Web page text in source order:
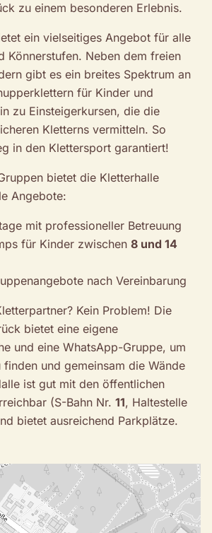
zu einem besonderen Erlebnis.
ein vielseitiges Angebot für alle
Könnerstufen. Neben dem freien
gibt es ein breites Spektrum an
für Kinder und
zu Einsteigerkursen, die die
Kletterns vermitteln. So
in den Klettersport garantiert!
bietet die Kletterhalle
Angebote:
mit professioneller Betreuung
für Kinder zwischen 8 und 14
nach Vereinbarung
Kein Problem! Die
bietet eine eigene
und eine WhatsApp-Gruppe, um
finden und gemeinsam die Wände
ist gut mit den öffentlichen
(S-Bahn Nr. 11, Haltestelle
bietet ausreichend Parkplätze.